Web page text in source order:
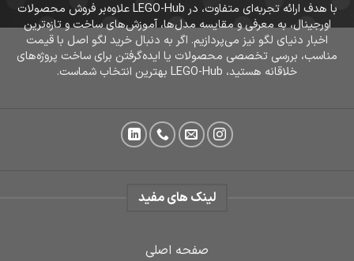
با هدف ارائه تجربه‌ای متفاوت، در LEGO-Hub علاوه‌بر فروش محصولات
اورجینال، به معرفی و مقایسه مدل‌ها، آموزش‌های ساخت و تازه‌ترین
اخبار دنیای لگو نیز می‌پردازیم. اگر به دنبال خرید لگو اصل با قیمت
مناسب، بررسی تخصصی محصولات یا ایده‌گرفتن برای ساخت پروژه‌های
خلاقانه هستید، LEGO-Hub بهترین انتخاب شماست.
لینک های مفید
صفحه اصلی